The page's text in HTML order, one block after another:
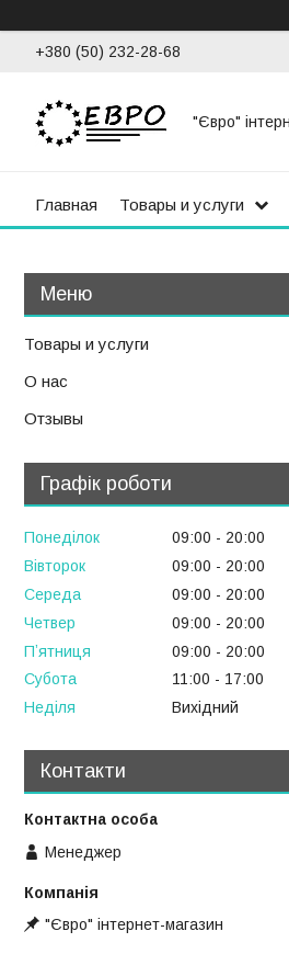
+380 (50) 232-28-68
"Євро"
Главная Товары и услуги
Товары и услуги
О нас
Отзывы
Графік роботи
Понеділок 09:00
20:00
Вівторок
09:00
20:00
Середа
09:00
20:00
Четвер
09:00
20:00
Пʼятниця
09:00
20:00
Субота
11:00
17:00
Неділя
Вихідний
Контакти
Менеджер
"Євро" інтернет-магазин